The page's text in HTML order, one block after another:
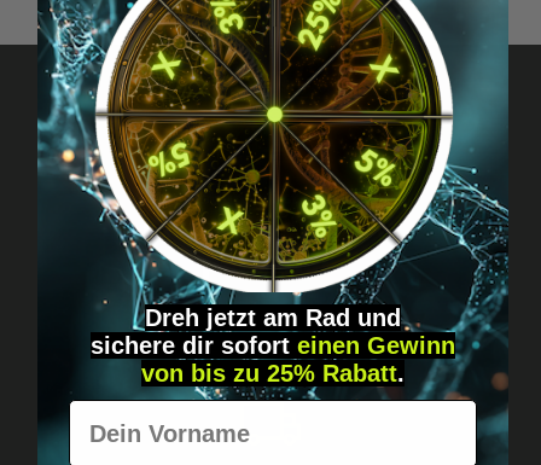
Got questions? Just message us!
Discreet, direct &
personal.
Dreh jetzt am Rad und
sichere dir sofort einen Gewinn
von bis zu 25% Rabatt.
Vorname